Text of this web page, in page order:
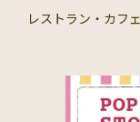
レストラン・カフェ